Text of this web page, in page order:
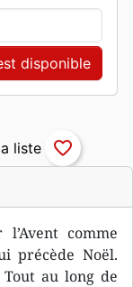
comme
précède Noël.
au long de
disponible
favorite_border